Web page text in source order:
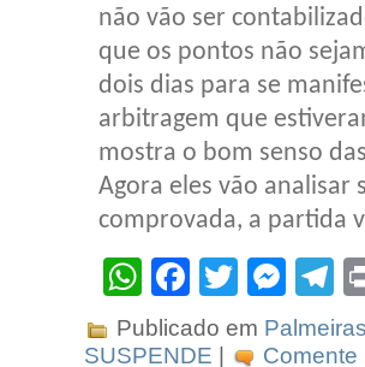
não vão ser
que os pontos não
dois dias para se
arbitragem que
mostra o bom senso
Agora eles vão analisar
comprovada, a partida
WhatsApp
Facebook
Twitter
Publicado em
SUSPENDE
Comente